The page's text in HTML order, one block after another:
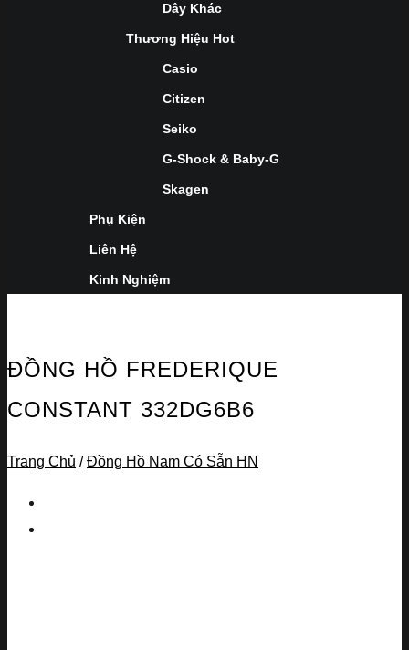
Dây Khác
Thương Hiệu Hot
Casio
Citizen
Seiko
G-Shock & Baby-G
Skagen
Phụ Kiện
Liên Hệ
Kinh Nghiệm
ĐỒNG HỒ FREDERIQUE
CONSTANT 332DG6B6
Trang Chủ / Đồng Hồ Nam Có Sẵn HN